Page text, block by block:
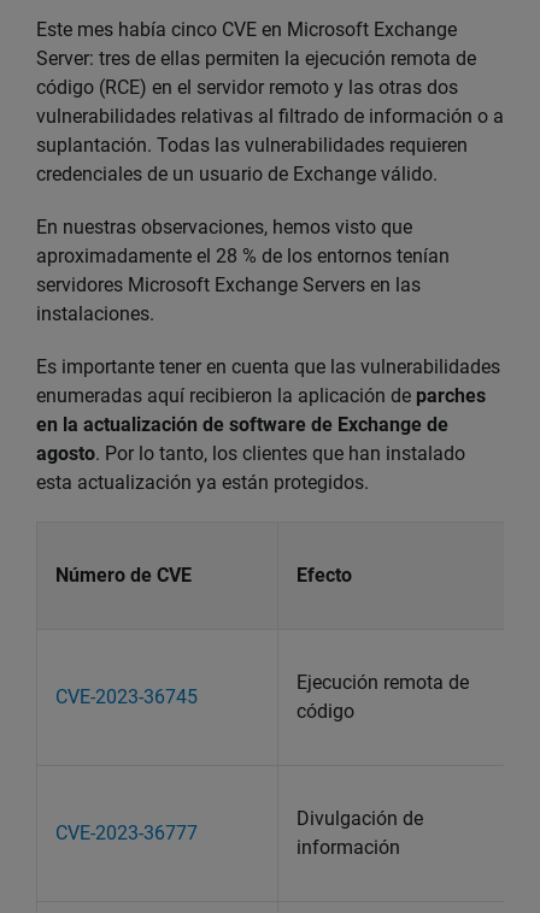
Este mes había cinco CVE en Microsoft Exchange
Server: tres de ellas permiten la ejecución remota de
código (RCE) en el servidor remoto y las otras dos
vulnerabilidades relativas al filtrado de información o a
suplantación. Todas las vulnerabilidades requieren
credenciales de un usuario de Exchange válido.
En nuestras observaciones, hemos visto que
aproximadamente el 28 % de los entornos tenían
servidores Microsoft Exchange Servers en las
instalaciones.
Es importante tener en cuenta que las vulnerabilidades
enumeradas aquí recibieron la aplicación de parches
en la actualización de software de Exchange de
agosto. Por lo tanto, los clientes que han instalado
esta actualización ya están protegidos.
Número de CVE Efecto
CVE-2023-36745
Ejecución remota de
código
CVE-2023-36777
Divulgación de
información